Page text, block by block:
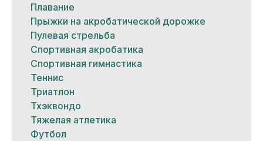
Плавание
Прыжки на акробатической дорожке
Пулевая стрельба
Спортивная акробатика
Спортивная гимнастика
Теннис
Триатлон
Тхэквондо
Тяжелая атлетика
Футбол